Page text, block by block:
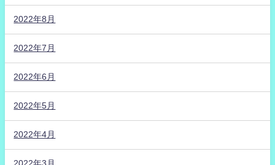
2022年8月
2022年7月
2022年6月
2022年5月
2022年4月